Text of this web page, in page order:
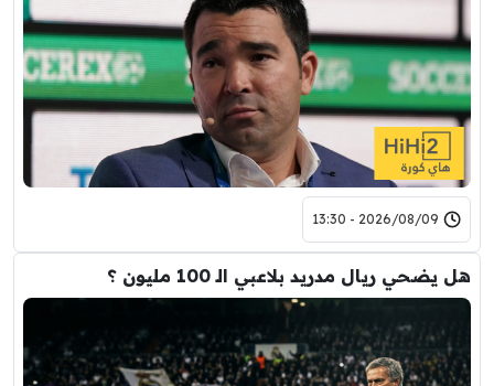
2026/08/09 - 13:30
هل يضحي ريال مدريد بلاعبي الـ 100 مليون ؟